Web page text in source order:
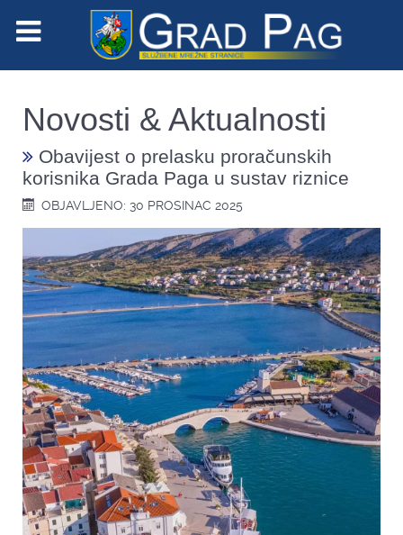
Novosti & Aktualnosti
Obavijest o prelasku proračunskih
korisnika Grada Paga u sustav riznice
OBJAVLJENO: 30 PROSINAC 2025